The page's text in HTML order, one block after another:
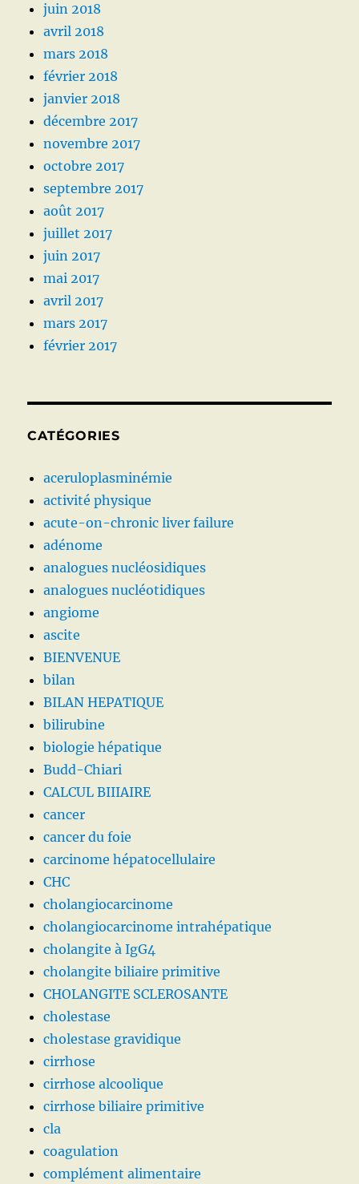
juin 2018
avril 2018
mars 2018
février 2018
janvier 2018
décembre 2017
novembre 2017
octobre 2017
septembre 2017
août 2017
juillet 2017
juin 2017
mai 2017
avril 2017
mars 2017
février 2017
CATÉGORIES
aceruloplasminémie
activité physique
acute-on-chronic liver failure
adénome
analogues nucléosidiques
analogues nucléotidiques
angiome
ascite
BIENVENUE
bilan
BILAN HEPATIQUE
bilirubine
biologie hépatique
Budd-Chiari
CALCUL BIIIAIRE
cancer
cancer du foie
carcinome hépatocellulaire
CHC
cholangiocarcinome
cholangiocarcinome intrahépatique
cholangite à IgG4
cholangite biliaire primitive
CHOLANGITE SCLEROSANTE
cholestase
cholestase gravidique
cirrhose
cirrhose alcoolique
cirrhose biliaire primitive
cla
coagulation
complément alimentaire